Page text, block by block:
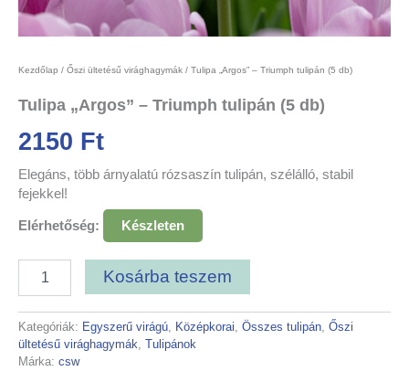
Kezdőlap / Őszi ültetésű virághagymák / Tulipa „Argos” – Triumph tulipán (5 db)
Tulipa „Argos” – Triumph tulipán (5 db)
2150 Ft
Elegáns, több árnyalatú rózsaszín tulipán, szélálló, stabil
fejekkel!
Elérhetőség: Készleten
Kosárba teszem
Kategóriák: Egyszerű virágú, Középkorai, Összes tulipán, Őszi
ültetésű virághagymák, Tulipánok
Márka: csw